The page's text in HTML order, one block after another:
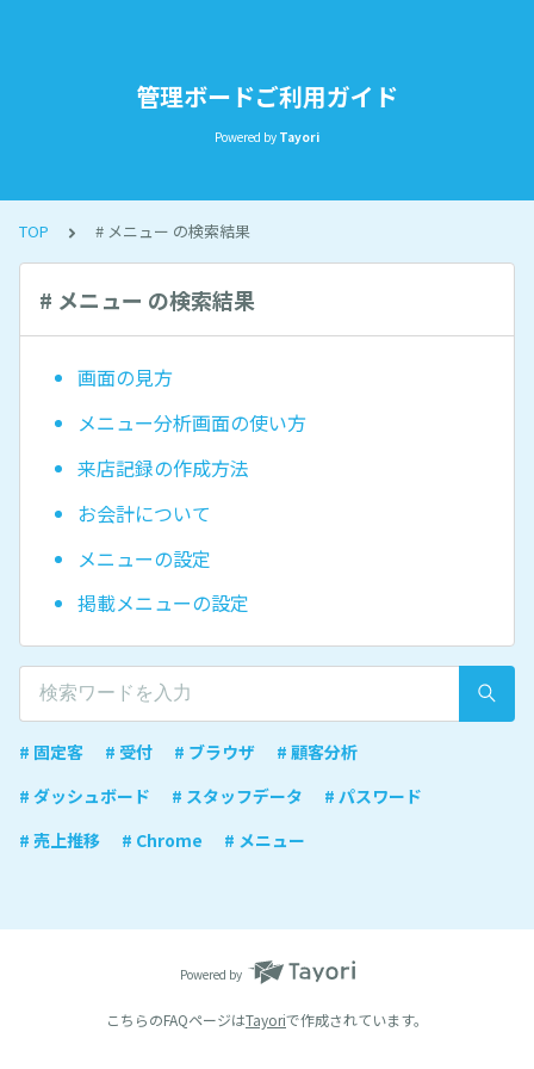
管理ボードご利用ガイド
Powered by Tayori
TOP # メニュー の検索結果
# メニュー の検索結果
画面の見方
メニュー分析画面の使い方
来店記録の作成方法
お会計について
メニューの設定
掲載メニューの設定
# 固定客 # 受付 # ブラウザ
# 顧客分析
# ダッシュボード
# スタッフデータ
# パスワード
# 売上推移
# Chrome # メニュー
Powered by
こちらのFAQページはTayoriで作成されています。